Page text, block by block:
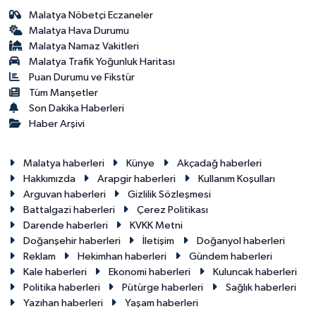
Malatya Nöbetçi Eczaneler
Malatya Hava Durumu
Malatya Namaz Vakitleri
Malatya Trafik Yoğunluk Haritası
Puan Durumu ve Fikstür
Tüm Manşetler
Son Dakika Haberleri
Haber Arşivi
Malatya haberleri Künye
Akçadağ haberleri
Hakkımızda
Arapgir haberleri
Kullanım Koşulları
Arguvan haberleri
Gizlilik Sözleşmesi
Battalgazi haberleri
Çerez Politikası
Darende haberleri
KVKK Metni
Doğanşehir haberleri
İletişim
Doğanyol haberleri
Reklam
Hekimhan haberleri
Gündem haberleri
Kale haberleri
Ekonomi haberleri
Kuluncak haberleri
Politika haberleri
Pütürge haberleri
Sağlık haberleri
Yazıhan haberleri
Yaşam haberleri